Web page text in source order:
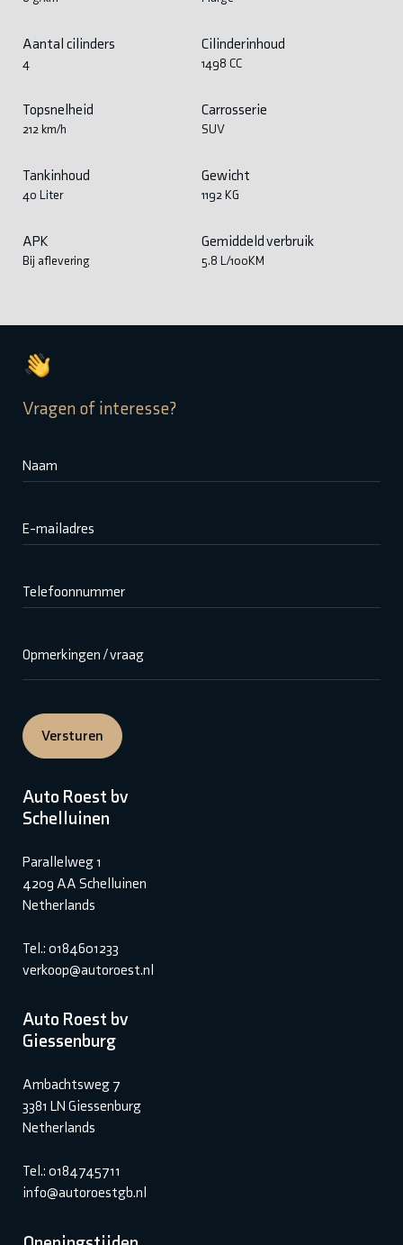
Aantal cilinders
4
Cilinderinhoud
1498 CC
Topsnelheid
212 km/h
Carrosserie
SUV
Tankinhoud
40 Liter
Gewicht
1192 KG
APK
Bij aflevering
Gemiddeld verbruik
5.8 L/100KM
Vragen of interesse?
Naam
E-mailadres
Telefoonnummer
Opmerkingen / vraag
Versturen
Auto Roest bv
Schelluinen
Parallelweg 1
4209 AA Schelluinen
Netherlands
Tel.: 0184601233
verkoop@autoroest.nl
Auto Roest bv
Giessenburg
Ambachtsweg 7
3381 LN Giessenburg
Netherlands
Tel.: 0184745711
info@autoroestgb.nl